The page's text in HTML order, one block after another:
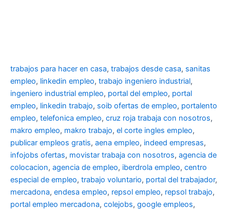
trabajos para hacer en casa, trabajos desde casa, sanitas
empleo, linkedin empleo, trabajo ingeniero industrial,
ingeniero industrial empleo, portal del empleo, portal
empleo, linkedin trabajo, soib ofertas de empleo, portalento
empleo, telefonica empleo, cruz roja trabaja con nosotros,
makro empleo, makro trabajo, el corte ingles empleo,
publicar empleos gratis, aena empleo, indeed empresas,
infojobs ofertas, movistar trabaja con nosotros, agencia de
colocacion, agencia de empleo, iberdrola empleo, centro
especial de empleo, trabajo voluntario, portal del trabajador,
mercadona, endesa empleo, repsol empleo, repsol trabajo,
portal empleo mercadona, colejobs, google empleos,